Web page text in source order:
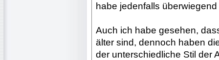
habe jedenfalls
Auch ich habe gesehen,
älter sind, dennoch haben
der unterschiedliche Stil der